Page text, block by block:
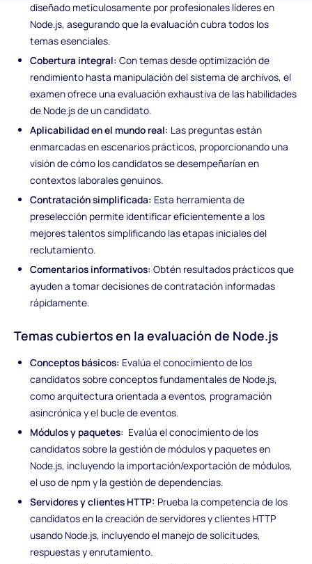
diseñado meticulosamente por profesionales líderes en
Node.js, asegurando que la evaluación cubra todos los
temas esenciales.
Cobertura integral: Con temas desde optimización de
rendimiento hasta manipulación del sistema de archivos, el
examen ofrece una evaluación exhaustiva de las habilidades
de Node.js de un candidato.
Aplicabilidad en el mundo real: Las preguntas están
enmarcadas en escenarios prácticos, proporcionando una
visión de cómo los candidatos se desempeñarían en
contextos laborales genuinos.
Contratación simplificada: Esta herramienta de
preselección permite identificar eficientemente a los
mejores talentos simplificando las etapas iniciales del
reclutamiento.
Comentarios informativos: Obtén resultados prácticos que
ayuden a tomar decisiones de contratación informadas
rápidamente.
Temas cubiertos en la evaluación de Node.js
Conceptos básicos: Evalúa el conocimiento de los
candidatos sobre conceptos fundamentales de Node.js,
como arquitectura orientada a eventos, programación
asincrónica y el bucle de eventos.
Módulos y paquetes: Evalúa el conocimiento de los
candidatos sobre la gestión de módulos y paquetes en
Node.js, incluyendo la importación/exportación de módulos,
el uso de npm y la gestión de dependencias.
Servidores y clientes HTTP: Prueba la competencia de los
candidatos en la creación de servidores y clientes HTTP
usando Node.js, incluyendo el manejo de solicitudes,
respuestas y enrutamiento.